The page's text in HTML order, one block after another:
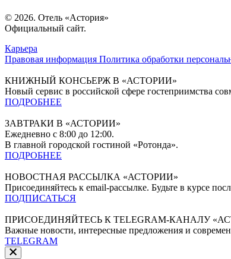
© 2026. Отель «Астория»
Официальный сайт.
Карьера
Правовая информация Политика обработки
КНИЖНЫЙ КОНСЬЕРЖ В «АСТОРИИ»
Новый сервис в российской сфере гостеприимства
ПОДРОБНЕЕ
ЗАВТРАКИ В «АСТОРИИ»
Ежедневно с 8:00 до 12:00.
В главной городской гостиной «Ротонда».
ПОДРОБНЕЕ
НОВОСТНАЯ РАССЫЛКА «АСТОРИИ»
Присоединяйтесь к email-рассылке. Будьте в курсе
ПОДПИСАТЬСЯ
ПРИСОЕДИНЯЙТЕСЬ К TELEGRAM-КАНАЛУ
Важные новости, интересные предложения и
TELEGRAM